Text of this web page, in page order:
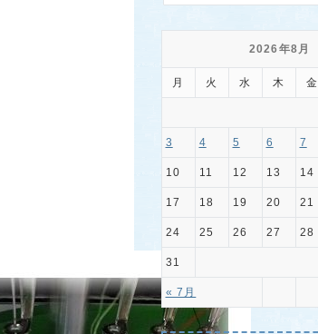
2026年8月
月 火 水 木 金
« 7月
3 4 5 6 7
10 11 12 13 14
17 18 19 20 21
24 25 26 27 28
31